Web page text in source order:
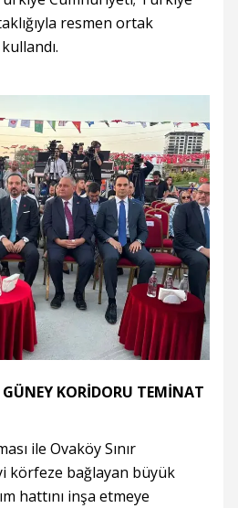
resmen ortak
GÜNEY KORİDORU TEMİNAT
ile Ovaköy Sınır
körfeze bağlayan büyük
hattını inşa etmeye